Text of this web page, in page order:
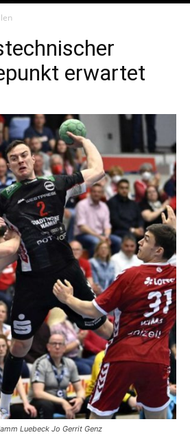
erwartet
Luebeck Jo Gerrit Genz